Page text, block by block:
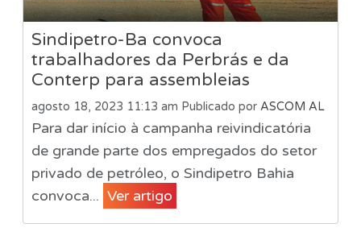
Sindipetro-Ba convoca
trabalhadores da Perbrás e da
Conterp para assembleias
agosto 18, 2023 11:13 am Publicado por ASCOM AL
Para dar início à campanha reivindicatória
de grande parte dos empregados do setor
privado de petróleo, o Sindipetro Bahia
convoca... Ver artigo